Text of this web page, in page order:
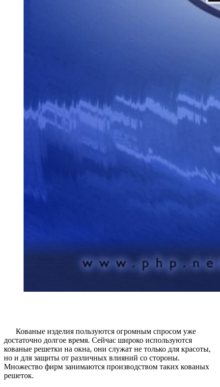
Кованые изделия пользуются огромным спросом уже
достаточно долгое время. Сейчас широко используются
кованые решетки на окна, они служат не только для красоты,
но и для защиты от различных влияний со стороны.
Множество фирм занимаются производством таких кованых
решеток.